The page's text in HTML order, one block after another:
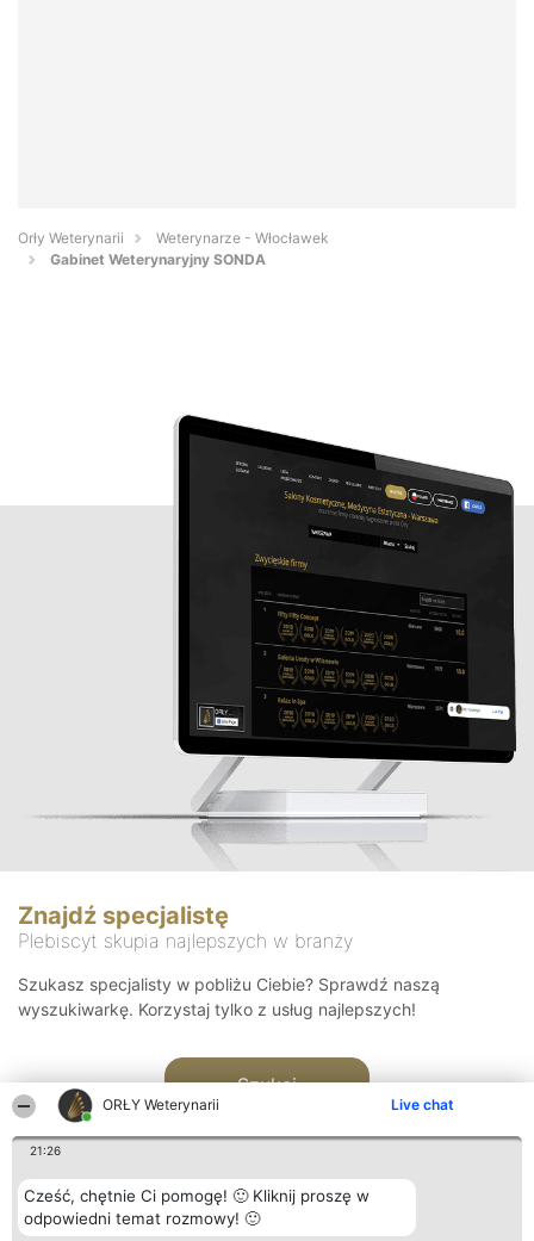
ORŁY Weterynarii Live chat
21:26
Cześć, chętnie Ci pomogę! 🙂 Kliknij proszę w
odpowiedni temat rozmowy! 🙂
Orły Weterynarii
Weterynarze - Włocławek
Gabinet Weterynaryjny SONDA
Znajdź specjalistę
Plebiscyt skupia najlepszych w branży
Szukasz specjalisty w pobliżu Ciebie? Sprawdź naszą
wyszukiwarkę. Korzystaj tylko z usług najlepszych!
Szukaj